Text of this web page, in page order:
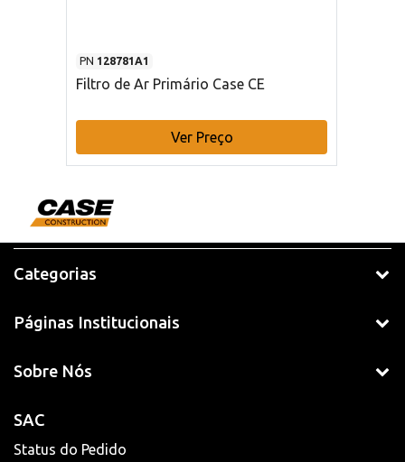
PN 128781A1
Filtro de Ar Primário Case CE
Ver Preço
Categorias
Páginas Institucionais
Sobre Nós
SAC
Status do Pedido